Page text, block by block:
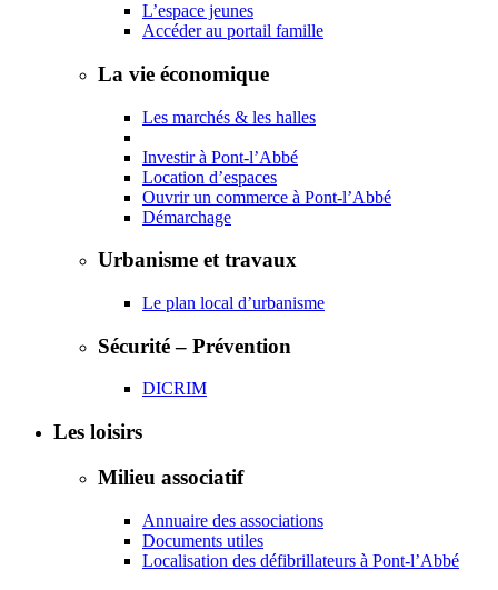
L’espace jeunes
Accéder au portail famille
La vie économique
Les marchés & les halles
Investir à Pont-l’Abbé
Location d’espaces
Ouvrir un commerce à Pont-l’Abbé
Démarchage
Urbanisme et travaux
Le plan local d’urbanisme
Sécurité – Prévention
DICRIM
Les loisirs
Milieu associatif
Annuaire des associations
Documents utiles
Localisation des défibrillateurs à Pont-l’Abbé